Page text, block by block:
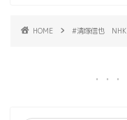
HOME #清塚信也 NHK